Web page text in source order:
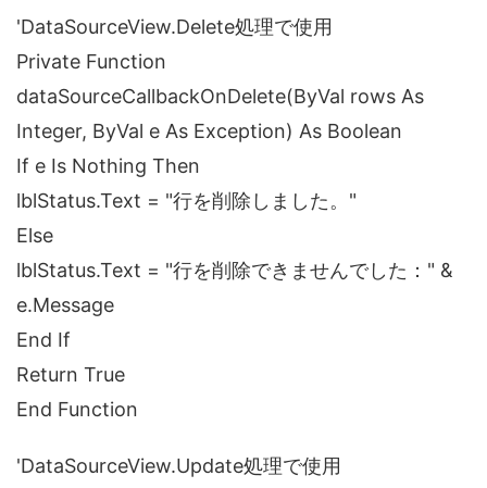
'DataSourceView.Delete処理で使用
Private Function
dataSourceCallbackOnDelete(ByVal rows As
Integer, ByVal e As Exception) As Boolean
If e Is Nothing Then
lblStatus.Text = "行を削除しました。"
Else
lblStatus.Text = "行を削除できませんでした：" &
e.Message
End If
Return True
End Function
'DataSourceView.Update処理で使用